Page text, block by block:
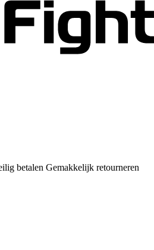
betalen Gemakkelijk retourneren